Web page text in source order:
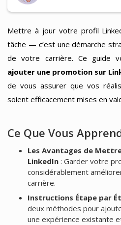
Mettre à jour votre profil
tâche — c’est une démarche
de votre carrière. Ce guide
ajouter une promotion sur
de vous assurer que vos
soient efficacement mises en
Ce Que Vous
Les Avantages de
LinkedIn: Garder votre
considérablement
carrière.
Instructions Étape par
deux méthodes pour
une expérience existante